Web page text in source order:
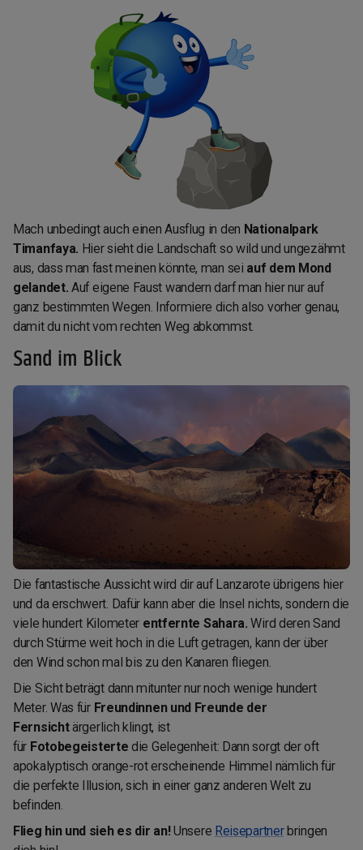
Mach unbedingt auch einen Ausflug in den Nationalpark
Timanfaya. Hier sieht die Landschaft so wild und ungezähmt
aus, dass man fast meinen könnte, man sei auf dem Mond
gelandet. Auf eigene Faust wandern darf man hier nur auf
ganz bestimmten Wegen. Informiere dich also vorher genau,
damit du nicht vom rechten Weg abkommst.
Sand im Blick
Die fantastische Aussicht wird dir auf Lanzarote übrigens hier
und da erschwert. Dafür kann aber die Insel nichts, sondern die
viele hundert Kilometer entfernte Sahara. Wird deren Sand
durch Stürme weit hoch in die Luft getragen, kann der über
den Wind schon mal bis zu den Kanaren fliegen.
Die Sicht beträgt dann mitunter nur noch wenige hundert
Meter. Was für Freundinnen und Freunde der
Fernsichtärgerlich klingt, ist
für Fotobegeistertedie Gelegenheit: Dann sorgt der oft
apokalyptisch orange-rot erscheinende Himmel nämlich für
die perfekte Illusion, sich in einer ganz anderen Welt zu
befinden.
Flieg hin und sieh es dir an!Unsere Reisepartnerbringen